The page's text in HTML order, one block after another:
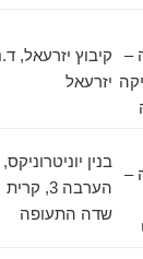
קיבוץ יזרעאל, ד.נ.
יזרעאל
בנין יוניטרוניקס,
הערבה 3, קרית
שדה התעופה